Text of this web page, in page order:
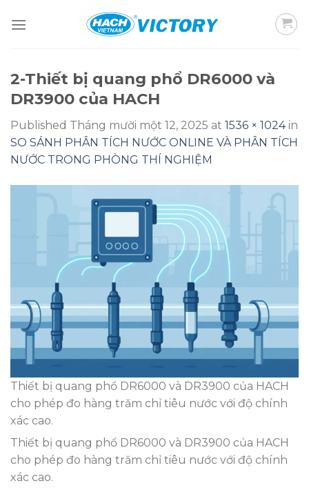
2-Thiết bị quang phổ DR6000 và
DR3900 của HACH
Published Tháng mười một 12, 2025 at 1536 × 1024in
SO SÁNH PHÂN TÍCH NƯỚC ONLINE VÀ PHÂN TÍCH
NƯỚC TRONG PHÒNG THÍ NGHIỆM
Thiết bị quang phổ DR6000 và DR3900 của HACH
cho phép đo hàng trăm chỉ tiêu nước với độ chính
xác cao.
Thiết bị quang phổ DR6000 và DR3900 của HACH
cho phép đo hàng trăm chỉ tiêu nước với độ chính
xác cao.